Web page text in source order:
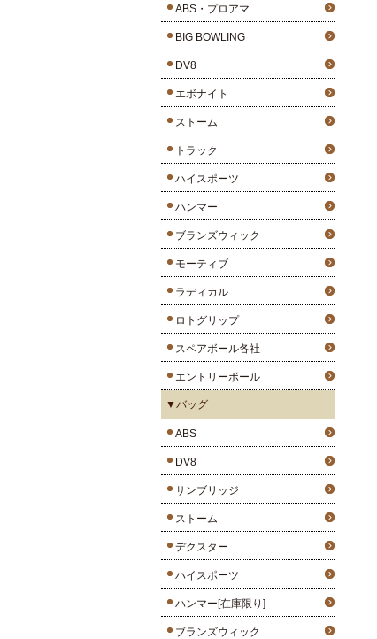
ABS・プロアマ
BIG BOWLING
DV8
エボナイト
ストーム
トラック
ハイスポーツ
ハンマー
ブランズウィック
モーティブ
ラディカル
ロトグリップ
スペアボール各社
エントリーボール
▼バッグ
ABS
DV8
サンブリッジ
ストーム
デクスター
ハイスポーツ
ハンマー[在庫限り]
ブランズウィック